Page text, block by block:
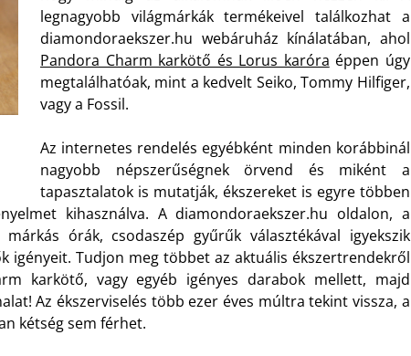
legnagyobb világmárkák termékeivel találkozhat a
diamondoraekszer.hu webáruház kínálatában, ahol
Pandora Charm karkötő és Lorus karóra éppen úgy
megtalálhatóak, mint a kedvelt Seiko, Tommy Hilfiger,
vagy a Fossil.
Az internetes rendelés egyébként minden korábbinál
nagyobb népszerűségnek örvend és miként a
tapasztalatok is mutatják, ékszereket is egyre többen
kihasználva. A diamondoraekszer.hu oldalon, a
órák, csodaszép gyűrűk választékával igyekszik
igényeit. Tudjon meg többet az aktuális ékszertrendekről
karkötő, vagy egyéb igényes darabok mellett, majd
Az ékszerviselés több ezer éves múltra tekint vissza, a
kétség sem férhet.